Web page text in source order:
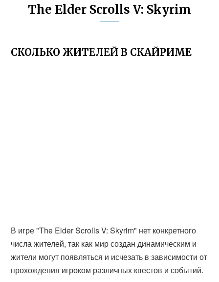
The Elder Scrolls V: Skyrim
СКОЛЬКО ЖИТЕЛЕЙ В СКАЙРИМЕ
В игре "The Elder Scrolls V: Skyrim" нет конкретного
числа жителей, так как мир создан динамическим и
жители могут появляться и исчезать в зависимости от
прохождения игроком различных квестов и событий.